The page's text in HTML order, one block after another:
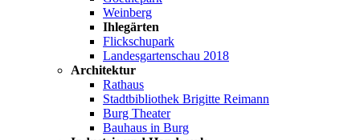
Weinberg
Ihlegärten
Flickschupark
Landesgartenschau 2018
Architektur
Rathaus
Stadtbibliothek Brigitte Reimann
Burg Theater
Bauhaus in Burg